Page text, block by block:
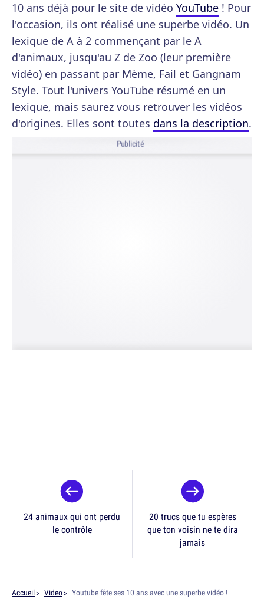
10 ans déjà pour le site de vidéo YouTube ! Pour
l'occasion, ils ont réalisé une superbe vidéo. Un
lexique de A à 2 commençant par le A
d'animaux, jusqu'au Z de Zoo (leur première
vidéo) en passant par Mème, Fail et Gangnam
Style. Tout l'univers YouTube résumé en un
lexique, mais saurez vous retrouver les vidéos
d'origines. Elles sont toutes dans la description.
Publicité
24 animaux qui ont perdu
le contrôle
20 trucs que tu espères
que ton voisin ne te dira
jamais
Accueil Video Youtube fête ses 10 ans avec une superbe vidéo !